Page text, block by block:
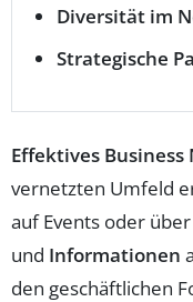
Diversität im
Strategische
Effektives
vernetzten Umfeld
auf Events oder über
und Informationen
den geschäftlichen